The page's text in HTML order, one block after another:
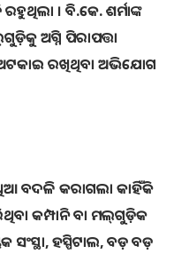
। ବି.କେ. ଶର୍ମାଙ୍କ
ଅଗ୍ନି ପିରାପତ୍ତା
ଅଟକାଇ ରଖିଥିବା ଅଭିଯୋଗ
ବଦଳି କରାଗଲା କାହିଁକି
କମ୍ପାନି ବା ମଲ୍‌ଗୁଡ଼ିକ
ହସ୍ପିଟାଲ, ବଡ଼ ବଡ଼